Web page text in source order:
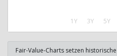
1Y 3Y 5Y
Fair-Value-Charts setzen